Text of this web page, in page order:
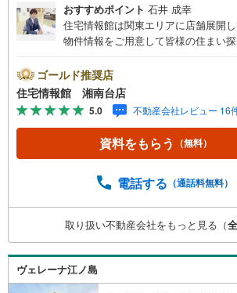
おすすめポイント 石井 成幸
住宅情報館は関東エリアに店舗展開
物件情報をご用意して皆様の住まい
さい。住宅ローン相談会も同時開催中
ンの試算やご購入の際にかかる諸費用
ます。しっかりとした資金計画のアド
ますので、お気軽にご相談ください。
ゴールド推奨店
住宅情報館 湘南台店
5.0 不動産会社レビュー 16
資料をもらう （無料）
電話する （通話料無料）
取り扱い不動産会社をもっと見る（全
ヴェレーナ江ノ島